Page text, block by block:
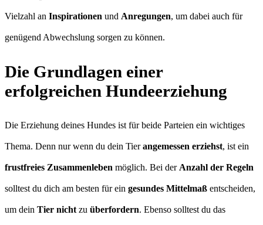
Vielzahl an Inspirationen und Anregungen, um dabei auch für
genügend Abwechslung sorgen zu können.
Die Grundlagen einer
erfolgreichen Hundeerziehung
Die Erziehung deines Hundes ist für beide Parteien ein wichtiges
Thema. Denn nur wenn du dein Tierangemessen erziehst, ist ein
frustfreies Zusammenleben möglich. Bei der Anzahl der Regeln
solltest du dich am besten für ein gesundes Mittelmaß entscheiden,
um dein Tier nicht zu überfordern. Ebenso solltest du das